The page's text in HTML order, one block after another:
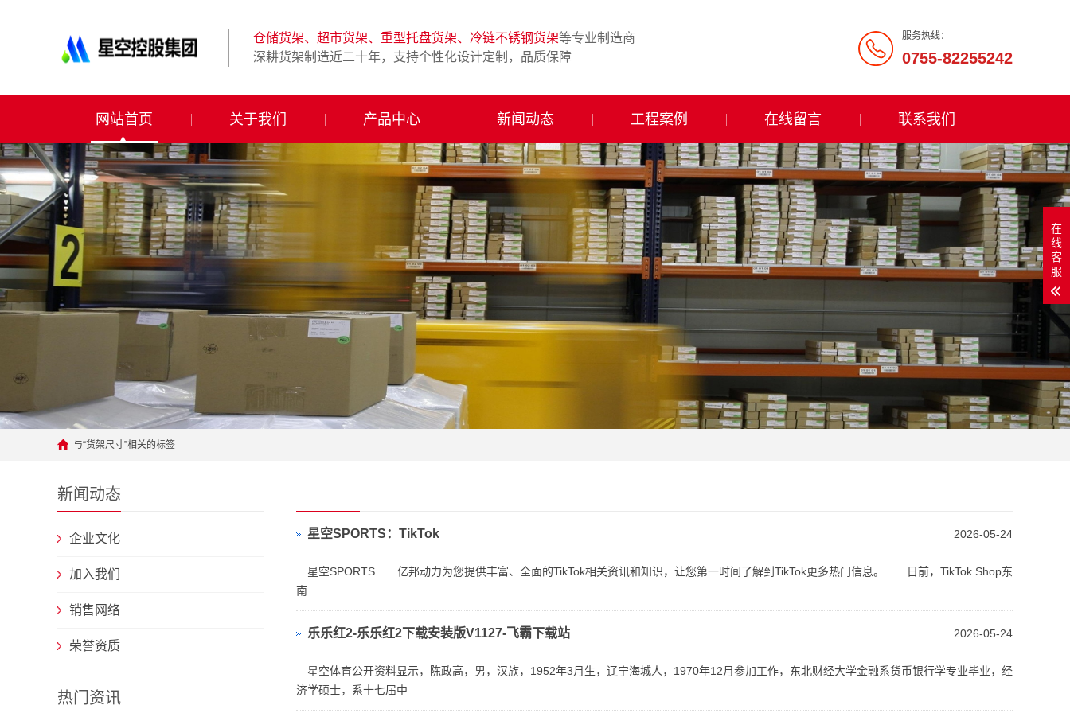
育
技
有
限
公
司-
仓
储
架|
超
市
服务热线：
0755-82255242
仓储货架、超市货架、重型托盘货架、冷链不锈钢货架等专业制造商
深耕货架制造近二十年，支持个性化设计定制，品质保障
网站首页 关于我们 产品中心 新闻动态 工程案例 在线留言 联系我们
与“货架尺寸”相关的标签
新闻动态
企业文化
加入我们
销售网络
荣誉资质
热门资讯
2026-05-24
星空SPORTS：TikTok
星空SPORTS 亿邦动力为您提供丰富、全面的TikTok相关资讯和知识，让您第一时间了解到TikTok更多热门信息。 日前，TikTok Shop东
南
2026-05-24
乐乐红2-乐乐红2下载安装版V1127-飞霸下载站
星空体育公开资料显示，陈政高，男，汉族，1952年3月生，辽宁海城人，1970年12月参加工作，东北财经大学金融系货币银行学专业毕业，经
济学硕士，系十七届中
在
线
客
服